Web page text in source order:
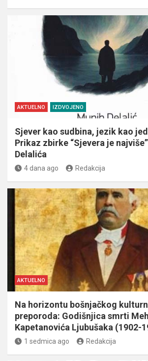
AKTUELNO IZDVOJENO
Sjever kao sudbina, jezik kao
Prikaz zbirke “Sjevera je
Delalića
4 dana ago Redakcija
AKTUELNO
Na horizontu bošnjačkog
preporoda: Godišnjica smrti
Kapetanovića Ljubušaka (1902-
1 sedmica ago Redakcija